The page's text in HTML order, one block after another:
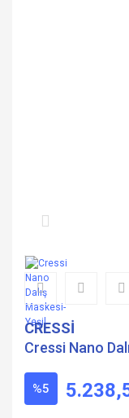
CRESSİ
Cressi Nano
%5